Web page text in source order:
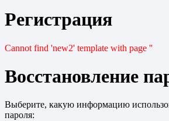
Регистрация
Cannot find 'new2' template with page ''
Восстановление
Выберите, какую информацию
пароля: